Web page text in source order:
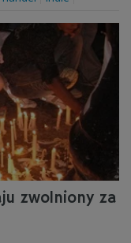
zwolniony za